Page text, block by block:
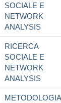
SOCIALE E
NETWORK
ANALYSIS
RICERCA
SOCIALE E
NETWORK
ANALYSIS
METODOLOGIA